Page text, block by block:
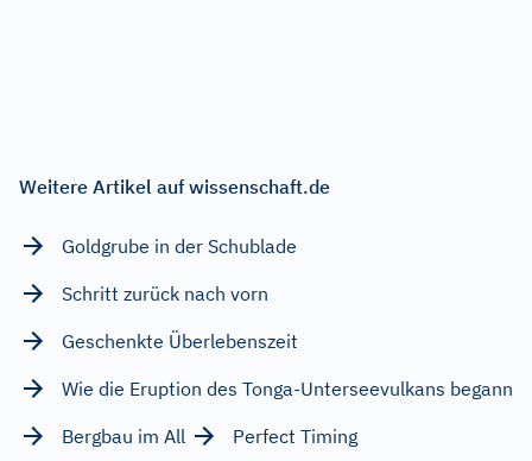
Weitere Artikel auf wissenschaft.de
Goldgrube in der Schublade
Schritt zurück nach vorn
Geschenkte Überlebenszeit
Wie die Eruption des Tonga-Unterseevulkans begann
Bergbau im All
Perfect Timing